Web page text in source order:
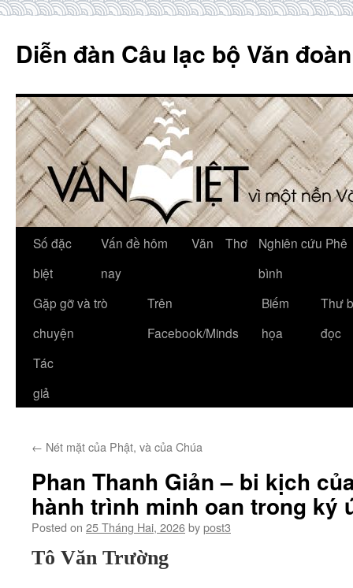
content
Diễn đàn Câu lạc bộ Văn
Số đặc
biệt
Vấn đề hôm
nay
Văn Thơ
Nghiên cứu Phê
bình
Gặp gỡ và trò
chuyện
Trên
Facebook/Minds
Biếm
họa
Thư
đọc
Tác
giả
← Nét mặt của Phật, và của Chúa
Phan Thanh Giản – bi kịch
hành trình minh oan trong ký
Posted on 25 Tháng Hai, 2026bypost3
Tô Văn Trường